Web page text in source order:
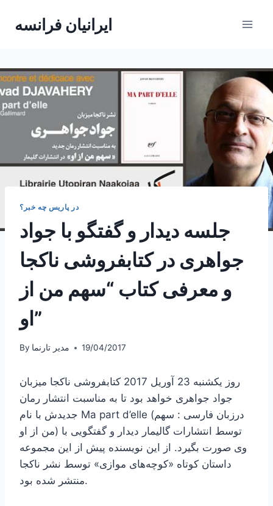
ایرانیان فرانسه
در پاریس چه خبر؟
جلسه دیدار و گفتگو با جواد
جواهری در کتابفروشی ناکجا
و معرفی کتاب “سهم من از
او”
By مدیر تارنما 19/04/2017
روز یکشنبه 23 آوریل 2017 کتابفروشی ناکجا میزبان
جواد جواهری خواهد بود تا به مناسبت انتشار رمان
جدیدش با نام Ma part d’elle (درزبان فارسی : سهم
من از او) توسط انتشارات گالیمار دیدار و گفتگویی با
وی صورت بگیرد. از این نویسنده پیش از این مجموعه
داستان کوتاه «کوچه‌های موازی» توسط نشر ناکجا
منتشر شده بود.